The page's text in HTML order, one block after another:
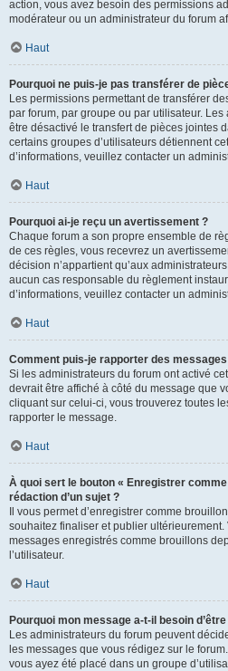
action, vous avez besoin des permissions
modérateur ou un administrateur du forum
Haut
Pourquoi ne puis-je pas transférer de
Les permissions permettant de transférer
par forum, par groupe ou par utilisateur.
être désactivé le transfert de pièces jointes
certains groupes d’utilisateurs détiennent
d’informations, veuillez contacter un
Haut
Pourquoi ai-je reçu un avertissement ?
Chaque forum a son propre ensemble de
de ces règles, vous recevrez un
décision n’appartient qu’aux
aucun cas responsable du règlement
d’informations, veuillez contacter un
Haut
Comment puis-je rapporter des
Si les administrateurs du forum ont activé
devrait être affiché à côté du message que
cliquant sur celui-ci, vous trouverez toutes
rapporter le message.
Haut
À quoi sert le bouton « Enregistrer
rédaction d’un sujet ?
Il vous permet d’enregistrer comme
souhaitez finaliser et publier
messages enregistrés comme brouillons
l’utilisateur.
Haut
Pourquoi mon message a-t-il besoin
Les administrateurs du forum peuvent
les messages que vous rédigez sur le
vous ayez été placé dans un groupe